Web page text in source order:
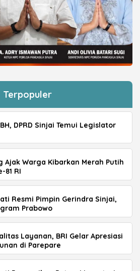
Terpopuler
DPRD Sinjai Temui Legislator
Ajak Warga Kibarkan Merah Putih
81 RI
Resmi Pimpin Gerindra Sinjai,
Prabowo
Layanan, BRI Gelar Apresiasi
di Parepare